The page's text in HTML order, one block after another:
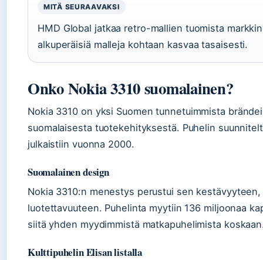
MITÄ SEURAAVAKSI
HMD Global jatkaa retro-mallien tuomista
alkuperäisiä malleja kohtaan kasvaa tasaisesti.
Onko Nokia 3310 suomalainen?
Nokia 3310 on yksi Suomen tunnetuimmista
suomalaisesta tuotekehityksestä. Puhelin
julkaistiin vuonna 2000.
Suomalainen design
Nokia 3310:n menestys perustui sen
luotettavuuteen. Puhelinta myytiin 136 miljoonaa
siitä yhden myydimmistä matkapuhelimista
Kulttipuhelin Elisan listalla